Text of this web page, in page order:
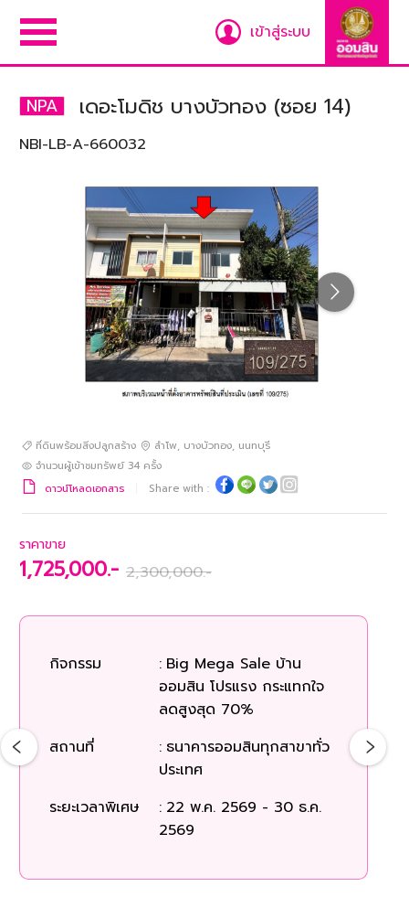
เข้าสู่ระบบ
NPA เดอะโมดิช บางบัวทอง (ซอย 14)
NBI-LB-A-660032
ที่ดินพร้อมสิ่งปลูกสร้าง ลำโพ, บางบัวทอง, นนทบุรี
จำนวนผู้เข้าชมทรัพย์ 34 ครั้ง
ดาวน์โหลดเอกสาร
Share with :
ราคาขาย
1,725,000.- 2,300,000.-
กิจกรรม : Big Mega Sale บ้าน
ออมสิน โปรแรง กระแทกใจ
ลดสูงสุด 70%
สถานที่
: ธนาคารออมสินทุกสาขาทั่ว
ประเทศ
ระยะเวลาพิเศษ
: 22 พ.ค. 2569 - 30 ธ.ค.
2569